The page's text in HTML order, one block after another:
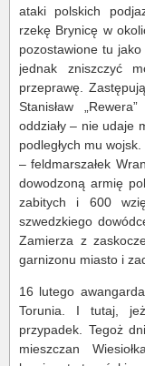
ataki polskich
rzekę Brynicę w
pozostawione tu
jednak zniszczyć
przeprawę.
Stanisław
oddziały – nie udaje
podległych mu
– feldmarszałek
dowodzoną armię
zabitych i 600
szwedzkiego
Zamierza z
garnizonu miasto i
16 lutego
Torunia. I tutaj,
przypadek. Tegoż
mieszczan